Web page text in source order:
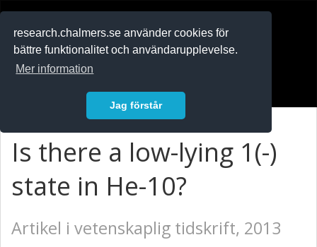
research.chalmers.se använder cookies för
bättre funktionalitet och användarupplevelse.
Mer information
Jag förstår
Is there a low-lying 1(-)
state in He-10?
Artikel i vetenskaplig tidskrift, 2013